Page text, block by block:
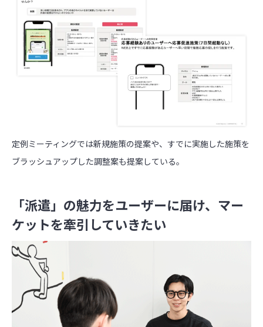
定例ミーティングでは新規施策の提案や、すでに実施した施策を
ブラッシュアップした調整案も提案している。
「派遣」の魅力をユーザーに届け、マー
ケットを牽引していきたい